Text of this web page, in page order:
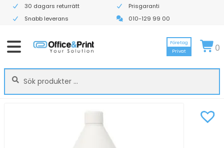
30 dagars returrätt
Prisgaranti
Snabb leverans
010-129 99 00
Sök
efter:
Sök
Företag
Privat
0